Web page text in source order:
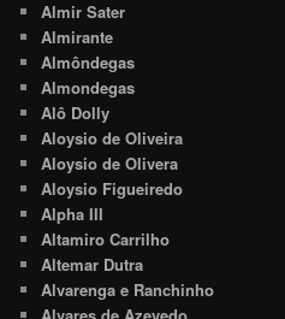
Almir Sater
Almirante
Almôndegas
Almondegas
Alô Dolly
Aloysio de Oliveira
Aloysio de Olivera
Aloysio Figueiredo
Alpha III
Altamiro Carrilho
Altemar Dutra
Alvarenga e Ranchinho